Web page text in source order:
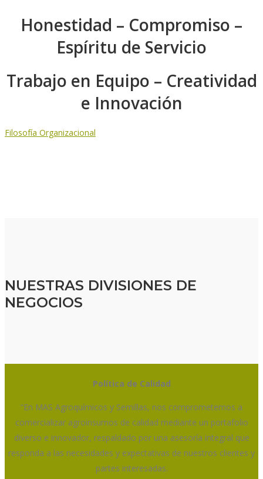
Honestidad – Compromiso –
Espíritu de Servicio
Trabajo en Equipo – Creatividad
e Innovación
Filosofía Organizacional
NUESTRAS DIVISIONES DE
NEGOCIOS
Política de Calidad
“En MAS Agroquímicos y Semillas, nos comprometemos a
comercializar agroinsumos de calidad mediante un portafolio
diverso e innovador, respaldado por una asesoría integral que
responda a las necesidades y expectativas de nuestros clientes y
partes interesadas.